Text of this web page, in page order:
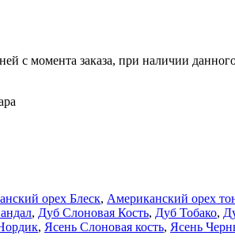
с момента заказа, при наличии
орех Блеск, Американский орех
, Дуб Слоновая Кость, Дуб Тобако,
, Ясень Слоновая кость, Ясень